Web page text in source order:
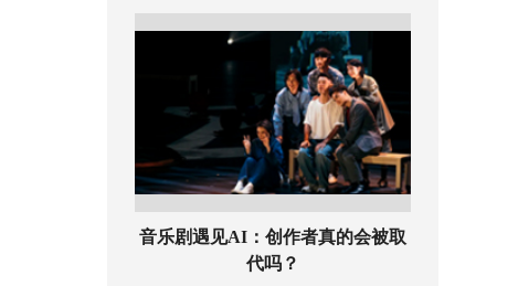
音乐剧遇见AI：创作者真的会被取
代吗？